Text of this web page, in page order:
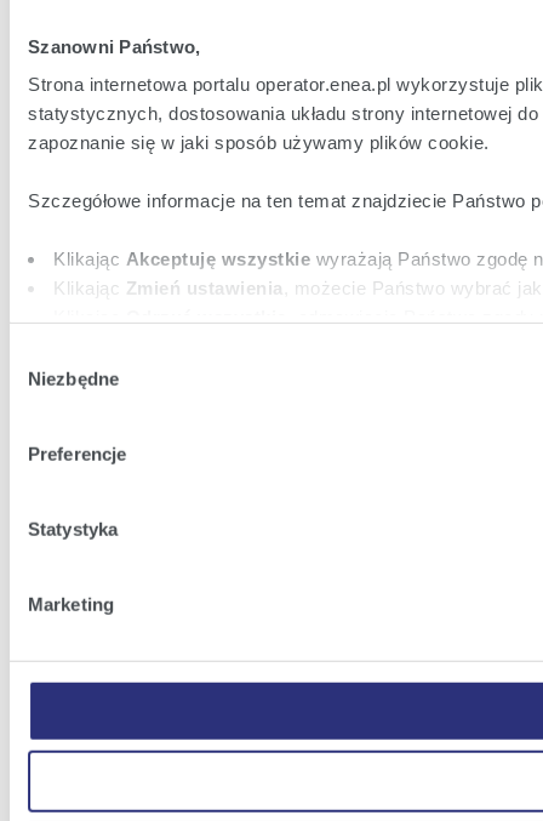
Szanowni Państwo,
Strona internetowa portalu operator.enea.pl wykorzystuje
statystycznych, dostosowania układu strony internetowej
zapoznanie się w jaki sposób używamy plików cookie.
Szczegółowe informacje na ten temat znajdziecie Państwo
Klikając Akceptuję wszystkie wyrażają Państwo zgodę
Klikając Zmień ustawienia , możecie Państwo wybrać
zgody
Niezbędne
Preferencje
Statystyka
Marketing